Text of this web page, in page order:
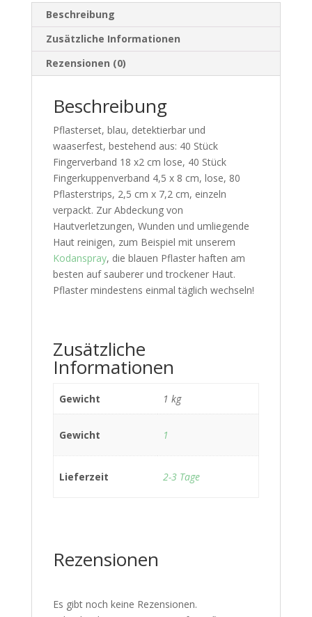
Beschreibung
Zusätzliche Informationen
Rezensionen (0)
Beschreibung
Pflasterset, blau, detektierbar und
waaserfest, bestehend aus: 40 Stück
Fingerverband 18 x2 cm lose, 40 Stück
Fingerkuppenverband 4,5 x 8 cm, lose, 80
Pflasterstrips, 2,5 cm x 7,2 cm, einzeln
verpackt. Zur Abdeckung von
Hautverletzungen, Wunden und umliegende
Haut reinigen, zum Beispiel mit unserem
Kodanspray, die blauen Pflaster haften am
besten auf sauberer und trockener Haut.
Pflaster mindestens einmal täglich wechseln!
Zusätzliche
Informationen
Gewicht 1 kg
Gewicht 1
Lieferzeit 2-3 Tage
Rezensionen
Es gibt noch keine Rezensionen.